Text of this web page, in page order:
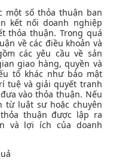
một số thỏa thuận ban
kết nối doanh nghiệp
thỏa thuận. Trong quá
về các điều khoản và
các yêu cầu về sản
giao hàng, quyền và
tố khác như bảo mật
tuệ và giải quyết tranh
vào thỏa thuận. Nếu
từ luật sư hoặc chuyên
thuận được lập ra
và lợi ích của doanh